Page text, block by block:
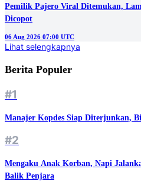
Pemilik Pajero Viral Ditemukan,
Dicopot
06 Aug 2026 07:00 UTC
Lihat selengkapnya
Berita Populer
#1
Manajer Kopdes Siap Diterjunkan,
#2
Mengaku Anak Korban, Napi
Balik Penjara